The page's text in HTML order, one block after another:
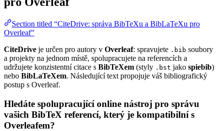
Section titled “CiteDrive: správa BibTeXu a BibLaTeXu pro
Overleaf”
CiteDrive je určen pro autory v Overleaf: spravujete .bib soubory
a projekty na jednom místě, spolupracujete na referencích a
udržujete konzistentní citace s BibTeXem (styly .bst jako spiebib)
nebo BibLaTeXem. Následující text propojuje váš bibliografický
postup s Overleaf.
Hledáte spolupracující online nástroj pro správu
vašich BibTeX referencí, který je kompatibilní s
Overleafem?